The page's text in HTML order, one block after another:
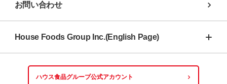
お問い合わせ
House Foods Group Inc.(English Page)
ハウス食品グループ公式アカウント